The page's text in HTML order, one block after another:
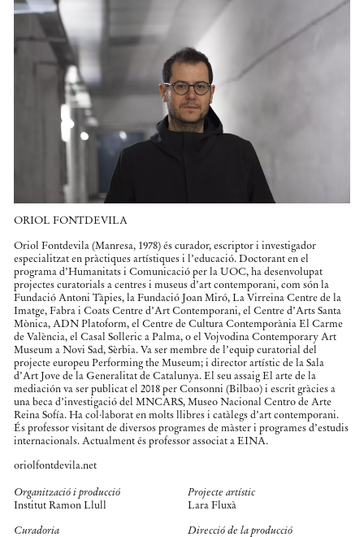
ORIOL FONTDEVILA
Oriol Fontdevila (Manresa, 1978) és curador, escriptor i investigador
especialitzat en pràctiques artístiques i l’educació. Doctorant en el
programa d’Humanitats i Comunicació per la UOC, ha desenvolupat
projectes curatorials a centres i museus d’art contemporani, com són la
Fundació Antoni Tàpies, la Fundació Joan Miró, La Virreina Centre de la
Imatge, Fabra i Coats Centre d’Art Contemporani, el Centre d’Arts Santa
Mònica, ADN Platoform, el Centre de Cultura Contemporània El Carme
de València, el Casal Solleric a Palma, o el Vojvodina Contemporary Art
Museum a Novi Sad, Sèrbia. Va ser membre de l’equip curatorial del
projecte europeu Performing the Museum; i director artístic de la Sala
d’Art Jove de la Generalitat de Catalunya. El seu assaig El arte de la
mediación va ser publicat el 2018 per Consonni (Bilbao) i escrit gràcies a
una beca d’investigació del MNCARS, Museo Nacional Centro de Arte
Reina Sofía. Ha col·laborat en molts llibres i catàlegs d’art contemporani.
És professor visitant de diversos programes de màster i programes d’estudis
internacionals. Actualment és professor associat a EINA.
oriolfontdevila.net
Organització i producció
Institut Ramon Llull
Projecte artístic
Lara Fluxà
Curadoria
Direcció de la producció